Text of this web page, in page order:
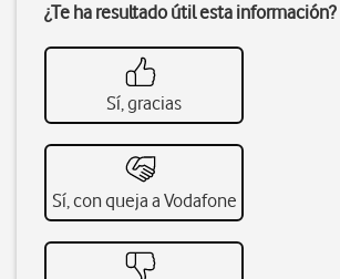
¿Te ha resultado útil esta información?
Sí, gracias
Sí, con queja a Vodafone